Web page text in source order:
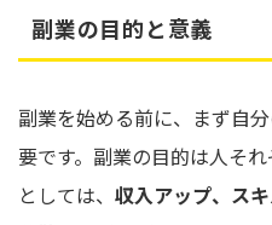
副業の目的と意義
副業を始める前に、まず自
要です。副業の目的は人そ
としては、 収入アップ、ス